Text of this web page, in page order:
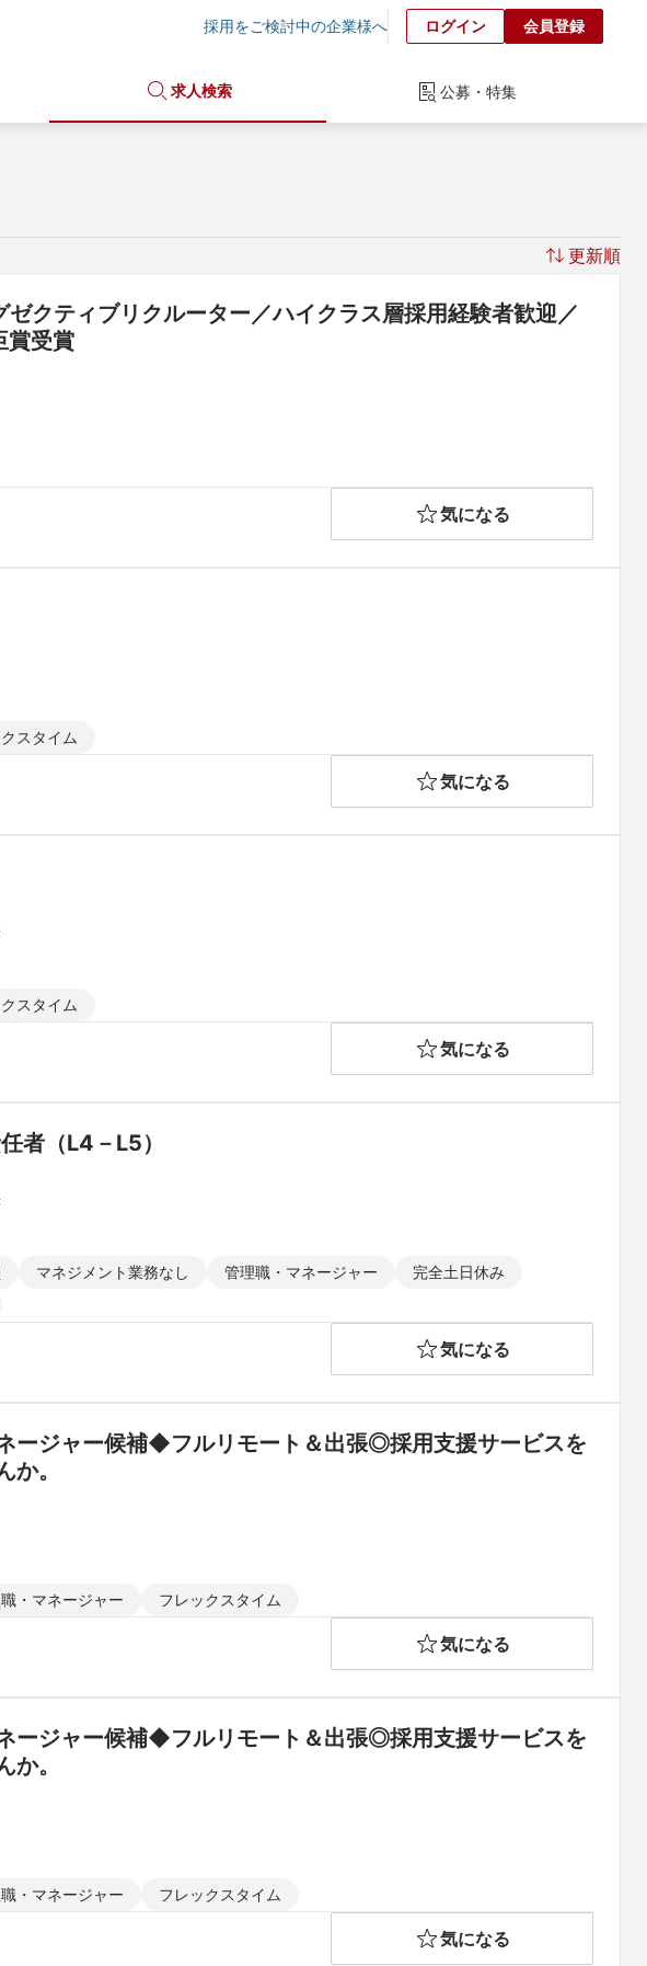
採用をご検討中の企業様へ ログイン 会員登録
求人検索 公募・特集
更新順
ゼクティブリクルーター／ハイクラス層採用経験者歓迎／
賞受賞
気になる
スタイム
気になる
スタイム
気になる
者（L4－L5）
マネジメント業務なし 管理職・マネージャー
完全土日休み
気になる
ージャー候補◆フルリモート＆出張◎採用支援サービスを
。
・マネージャー フレックスタイム
気になる
ージャー候補◆フルリモート＆出張◎採用支援サービスを
。
・マネージャー フレックスタイム
気になる